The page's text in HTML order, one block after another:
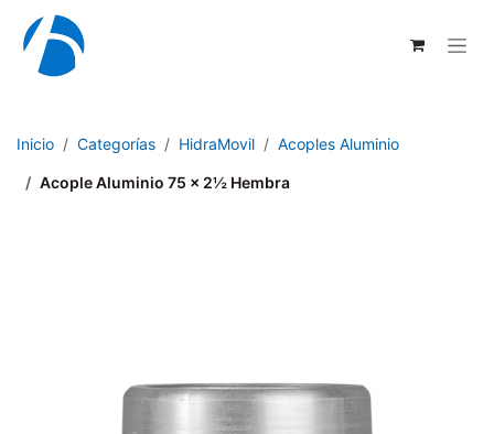
Ir al contenido
Inicio Categorías HidraMovil Acoples Aluminio
Acople Aluminio 75 x 2½ Hembra